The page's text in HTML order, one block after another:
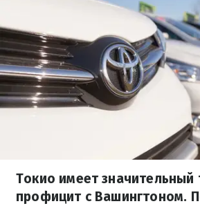
Токио имеет значительный
профицит с Вашингтоном.